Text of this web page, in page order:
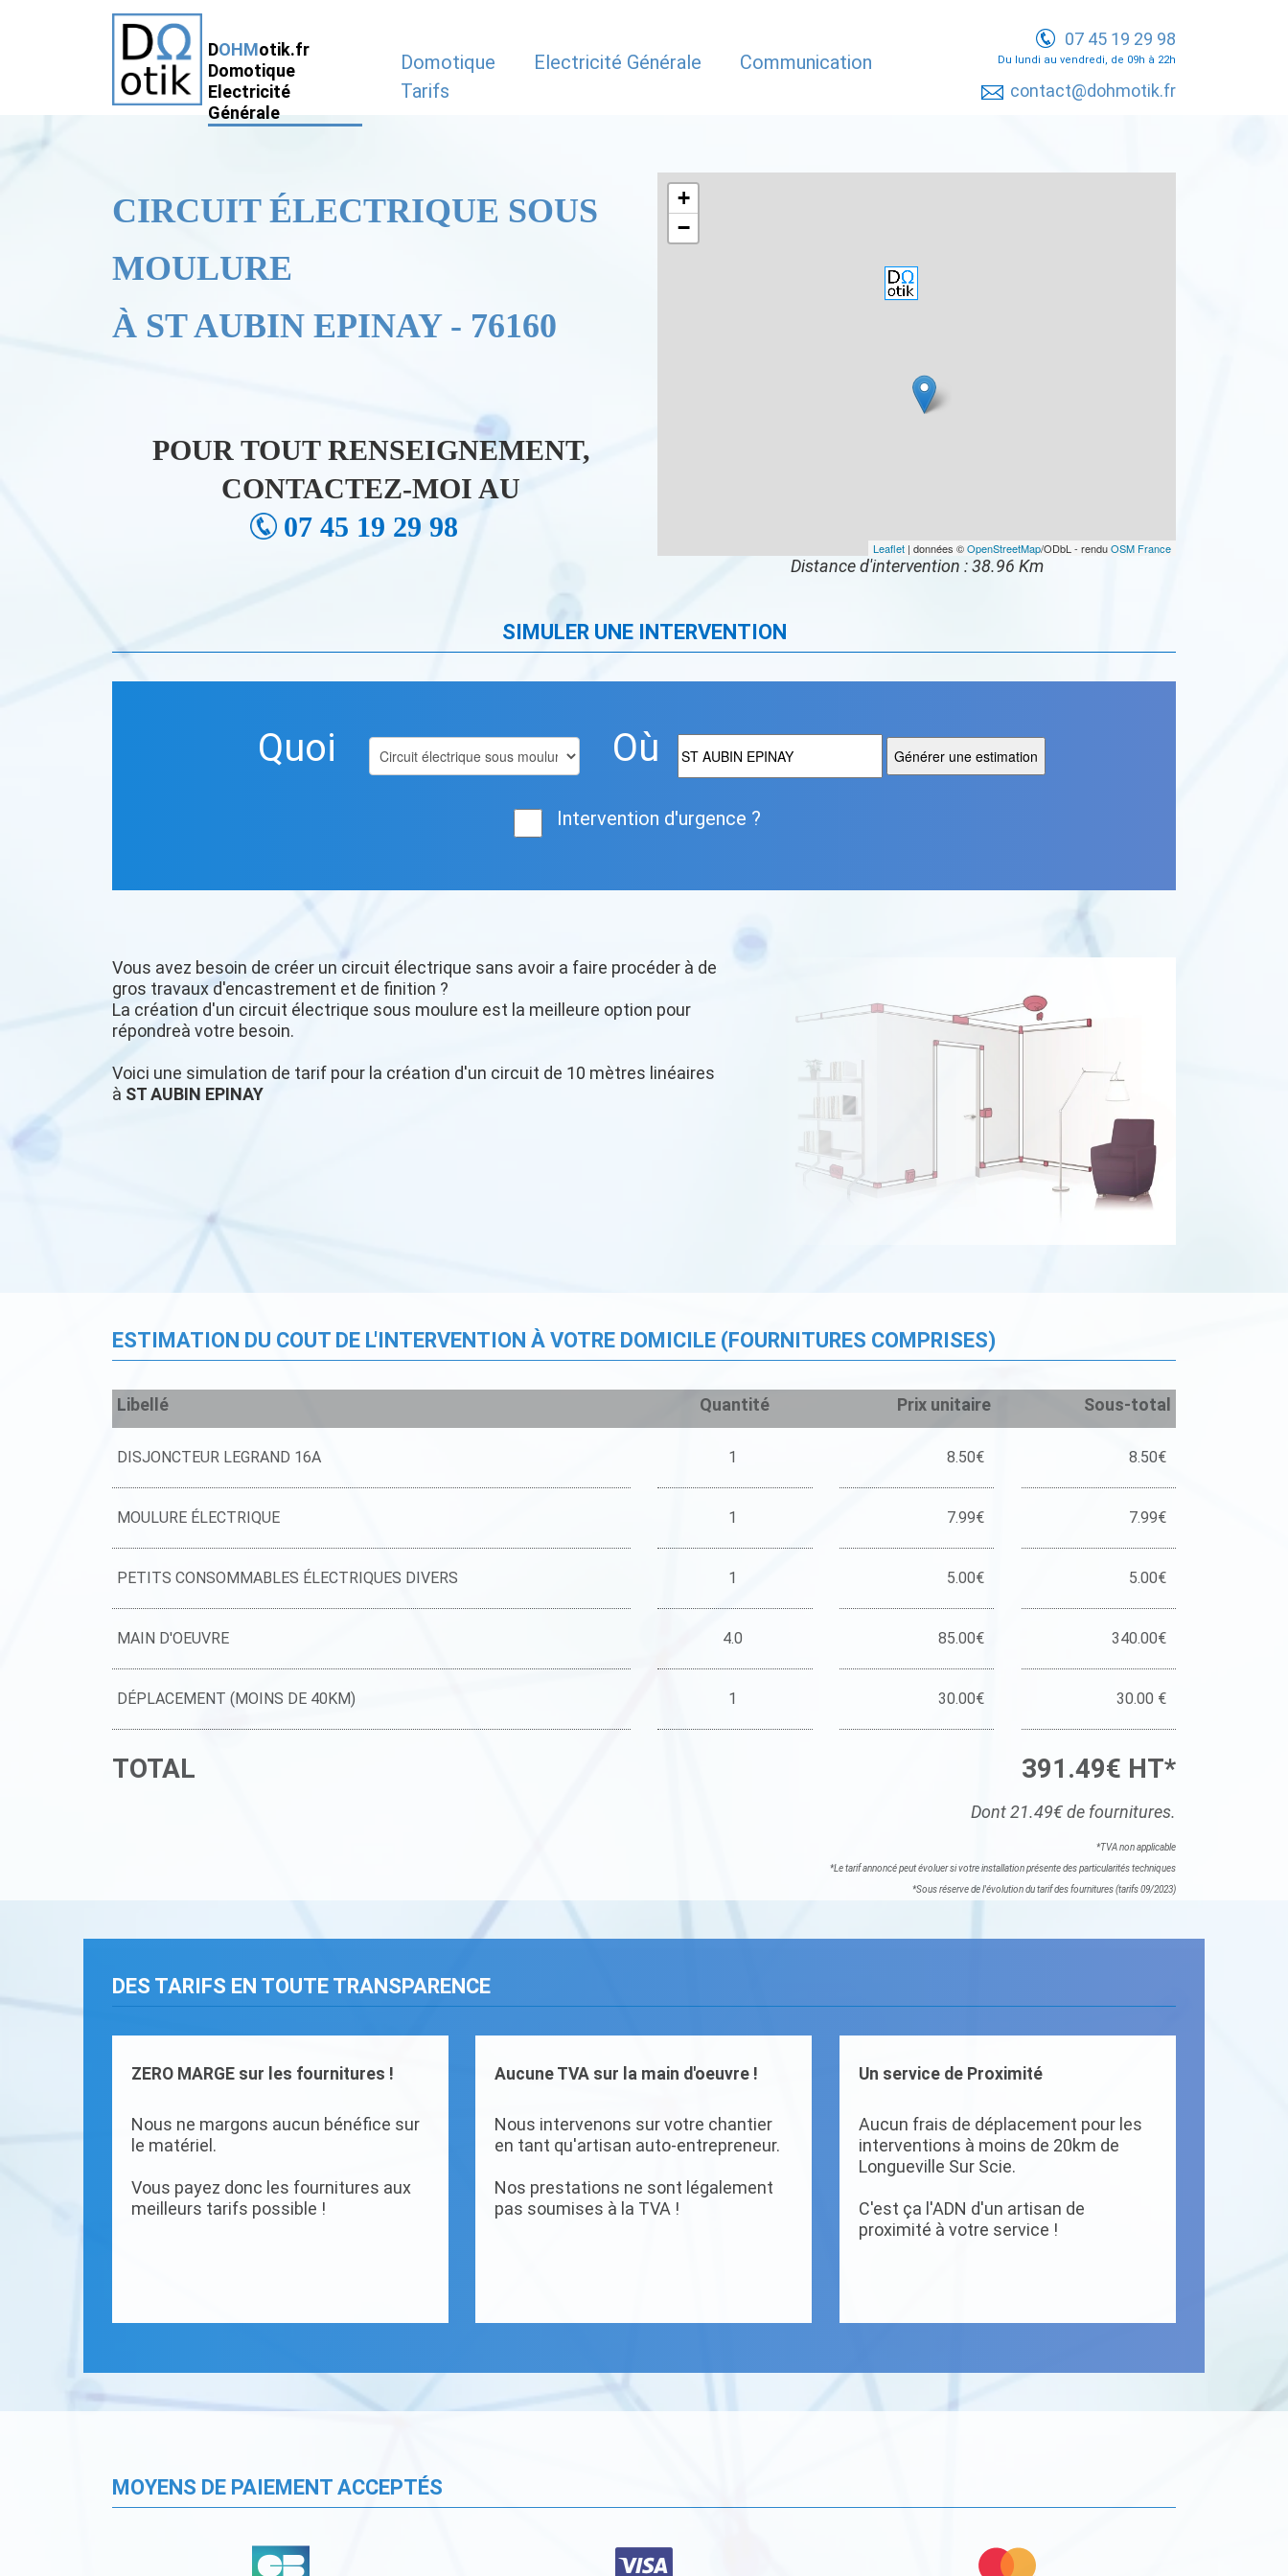
DOHMotik.fr
Domotique
Electricité
Générale
Domotique Electricité Générale
Communication
Tarifs
07 45 19 29 98
Du lundi au vendredi, de 09h à 22h
contact@dohmotik.fr
CIRCUIT ÉLECTRIQUE SOUS
MOULURE
À ST AUBIN EPINAY - 76160
POUR TOUT RENSEIGNEMENT,
CONTACTEZ-MOI AU
07 45 19 29 98
+
−
Leaflet| données ©OpenStreetMap/ODbL - renduOSM France
Distance d'intervention : 38.96 Km
SIMULER UNE INTERVENTION
Quoi Où
Intervention d'urgence ?
Vous avez besoin de créer un circuit électrique sans avoir a faire procéder à de
gros travaux d'encastrement et de finition ?
La création d'un circuit électrique sous moulure est la meilleure option pour
répondreà votre besoin.
Voici une simulation de tarif pour la création d'un circuit de 10 mètres linéaires
à ST AUBIN EPINAY
ESTIMATION DU COUT DE L'INTERVENTION À VOTRE DOMICILE (FOURNITURES COMPRISES)
Libellé Quantité Prix unitaire Sous-total
DISJONCTEUR LEGRAND 16A 1 8.50€ 8.50€
MOULURE ÉLECTRIQUE 1 7.99€ 7.99€
PETITS CONSOMMABLES ÉLECTRIQUES DIVERS 1 5.00€ 5.00€
MAIN D'OEUVRE 4.0 85.00€ 340.00€
DÉPLACEMENT (MOINS DE 40KM) 1 30.00€ 30.00 €
TOTAL 391.49€ HT*
Dont 21.49€ de fournitures.
*TVA non applicable
*Le tarif annoncé peut évoluer si votre installation présente des particularités techniques
*Sous réserve de l'évolution du tarif des fournitures (tarifs 09/2023)
DES TARIFS EN TOUTE TRANSPARENCE
ZERO MARGE sur les fournitures !
Nous ne margons aucun bénéfice sur
le matériel.
Vous payez donc les fournitures aux
meilleurs tarifs possible !
Aucune TVA sur la main d'oeuvre !
Nous intervenons sur votre chantier
en tant qu'artisan auto-entrepreneur.
Nos prestations ne sont légalement
pas soumises à la TVA !
Un service de Proximité
Aucun frais de déplacement pour les
interventions à moins de 20km de
Longueville Sur Scie.
C'est ça l'ADN d'un artisan de
proximité à votre service !
MOYENS DE PAIEMENT ACCEPTÉS